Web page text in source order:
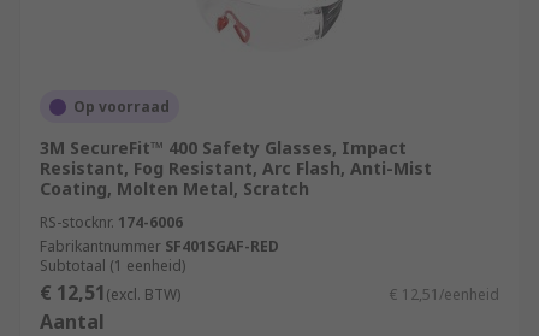
Op voorraad
3M SecureFit™ 400 Safety Glasses, Impact
Resistant, Fog Resistant, Arc Flash, Anti-Mist
Coating, Molten Metal, Scratch
RS-stocknr. 174-6006
Fabrikantnummer SF401SGAF-RED
Subtotaal (1 eenheid)
€ 12,51(excl. BTW) € 12,51/eenheid
Aantal